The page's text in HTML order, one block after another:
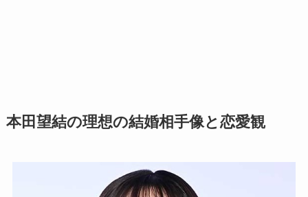
本田望結の理想の結婚相手像と恋愛観